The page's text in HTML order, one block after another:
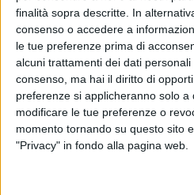
finalità sopra descritte. In
consenso o accedere a
le tue preferenze prima di
alcuni trattamenti dei dati
consenso, ma hai il diritto di
preferenze si applicheranno solo a
modificare le tue preferenze o
momento tornando su questo sito
"Privacy" in fondo alla pagina web.
L’iniziativa è già partita : nel
qui sopra
e ispirato al